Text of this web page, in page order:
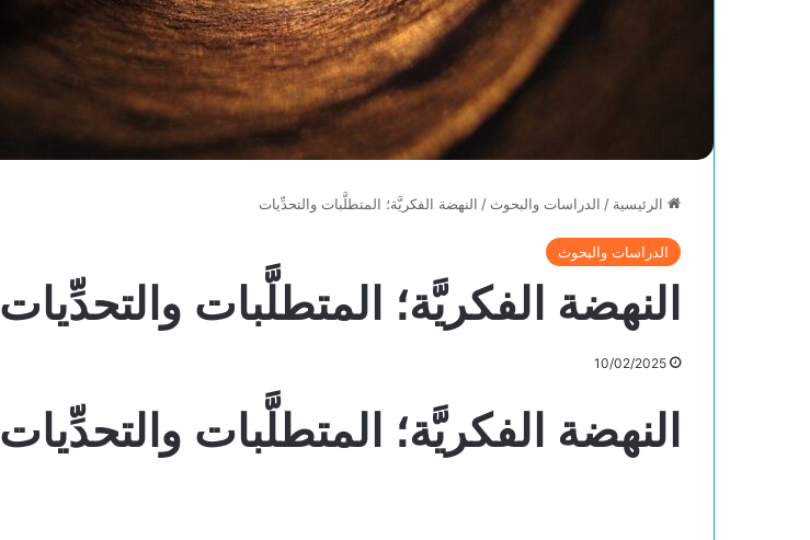
الرئيسية / الدراسات والبحوث / النهضة الفكريَّة؛ المتطلَّبات والتحدِّيات
الدراسات والبحوث
النهضة الفكريَّة؛ المتطلَّبات والتحدِّيات
10/02/2025
النهضة الفكريَّة؛ المتطلَّبات والتحدِّيات